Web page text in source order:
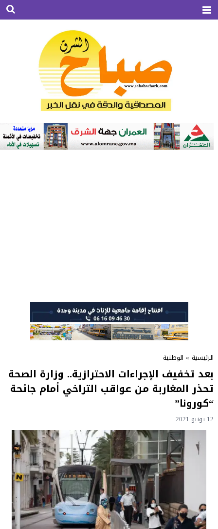
الرئيسية » الوطنية
بعد تخفيف الإجراءات الاحترازية.. وزارة الصحة
تحذر المغاربة من عواقب التراخي أمام جائحة
“كورونا”
12 يونيو 2021